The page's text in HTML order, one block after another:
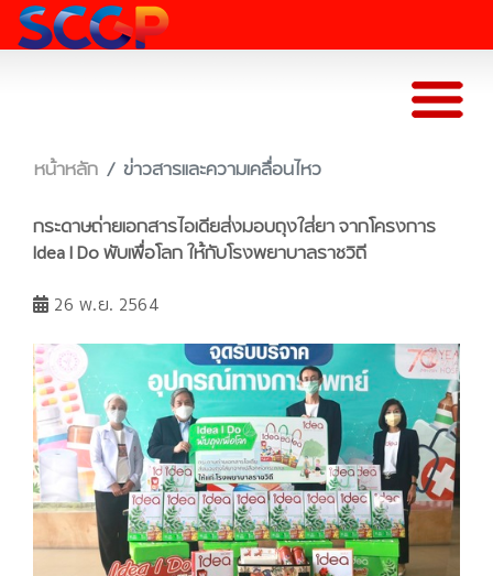
หน้าหลัก ข่าวสารและความเคลื่อนไหว
กระดาษถ่ายเอกสารไอเดียส่งมอบถุงใส่ยา จากโครงการ
Idea I Do พับเพื่อโลก ให้กับโรงพยาบาลราชวิถี
26 พ.ย. 2564